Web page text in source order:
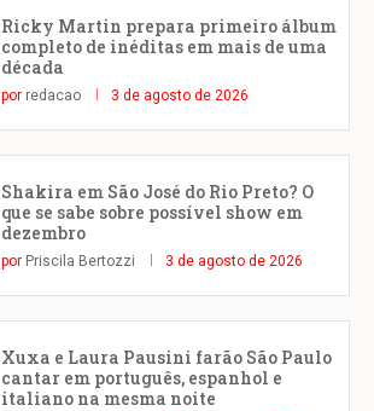
Ricky Martin prepara primeiro álbum
completo de inéditas em mais de uma
década
por redacao 3 de agosto de 2026
Shakira em São José do Rio Preto? O
que se sabe sobre possível show em
dezembro
por Priscila Bertozzi 3 de agosto de 2026
Xuxa e Laura Pausini farão São Paulo
cantar em português, espanhol e
italiano na mesma noite